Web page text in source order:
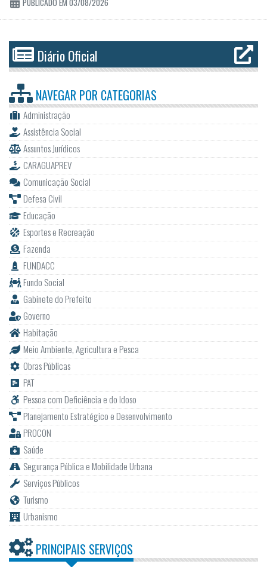
Diário Oficial
NAVEGAR POR CATEGORIAS
Administração
Assistência Social
Assuntos Jurídicos
CARAGUAPREV
Comunicação Social
Defesa Civil
Educação
Esportes e Recreação
Fazenda
FUNDACC
Fundo Social
Gabinete do Prefeito
Governo
Habitação
Meio Ambiente, Agricultura e Pesca
Obras Públicas
PAT
Pessoa com Deficiência e do Idoso
Planejamento Estratégico e Desenvolvimento
PROCON
Saúde
Segurança Pública e Mobilidade Urbana
Serviços Públicos
Turismo
Urbanismo
PRINCIPAIS SERVIÇOS